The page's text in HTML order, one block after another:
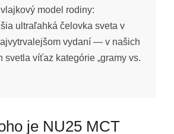
model rodiny:
ultraľahká čelovka sveta v
vydaní — v našich
svetla víťaz kategórie „gramy vs.
je NU25 MCT